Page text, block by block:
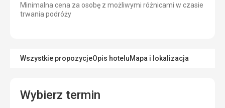
Minimalna cena za osobę z możliwymi różnicami w czasie
trwania podróży
Wszystkie propozycjeOpis hoteluMapa i lokalizacja
Wybierz termin